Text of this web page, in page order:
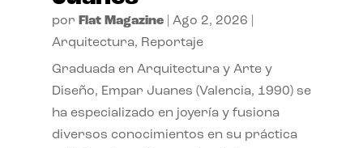
por Flat Magazine| Ago 2, 2026
Arquitectura, Reportaje
Graduada en Arquitectura y Arte y
Diseño, Empar Juanes (Valencia, 1990) se
ha especializado en joyería y fusiona
diversos conocimientos en su práctica